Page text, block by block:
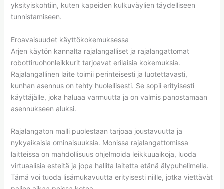
yksityiskohtiin, kuten kapeiden kulkuväylien täydelliseen
tunnistamiseen.
Eroavaisuudet käyttökokemuksessa
Arjen käytön kannalta rajalangalliset ja rajalangattomat
robottiruohonleikkurit tarjoavat erilaisia kokemuksia.
Rajalangallinen laite toimii perinteisesti ja luotettavasti,
kunhan asennus on tehty huolellisesti. Se sopii erityisesti
käyttäjälle, joka haluaa varmuutta ja on valmis panostamaan
asennukseen aluksi.
Rajalangaton malli puolestaan tarjoaa joustavuutta ja
nykyaikaisia ominaisuuksia. Monissa rajalangattomissa
laitteissa on mahdollisuus ohjelmoida leikkuuaikoja, luoda
virtuaalisia esteitä ja jopa hallita laitetta etänä älypuhelimella.
Tämä voi tuoda lisämukavuutta erityisesti niille, jotka viettävät